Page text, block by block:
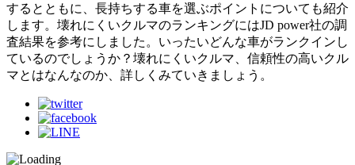
するとともに、長持ちする車を選ぶポイントについても紹介
します。壊れにくいクルマのランキングにはJD power社の調
査結果を参考にしました。いったいどんな車がランクインし
ているのでしょうか？壊れにくいクルマ、信頼性の高いクル
マとはなんなのか、詳しくみていきましょう。